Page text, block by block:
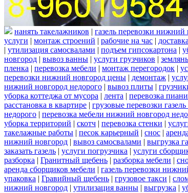
нанять такелажников | газель перевозки нижний
услуги | монтаж строений | рабочие на час |
| утилизация самосвалами | подъем гипсокартона |
новгород | вывоз ванны | услуги грузчиков |
пленка | перевозка мебели | монтаж перегородок |
перевозки нижний новгород цены | демонтаж |
нижний новгород недорого | вывоз плиты |
уборка коттеджа от мусора | лента | перевозка
расстановка в квартире | грузовые перевозки
недорого | перевозка мебели нижний новгород
уборка территорий | скотч | перевозка стенки |
такелажные работы | песок карьерный | снос |
нижний новгород | вывоз самосвалами | выгрузка
заказать газель | услуги погрузчика | услуги
разборка | Гранитный щебень | разборка мебели |
аренда сборщиков мебели | газель перевозки
упаковка | Гравийный щебень | грузовое такси |
нижний новгород | утилизация ванны | выгрузка |